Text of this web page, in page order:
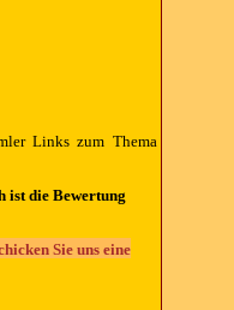
Links zum Thema
ist die Bewertung
Sie uns eine